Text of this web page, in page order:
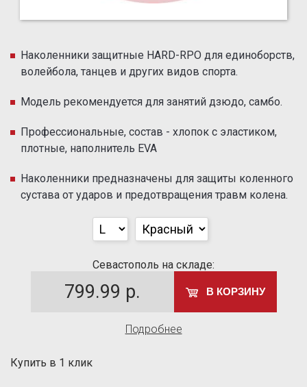
Наколенники защитные HARD-RPO для единоборств,
волейбола, танцев и других видов спорта.
Модель рекомендуется для занятий дзюдо, самбо.
Профессиональные, состав - хлопок с эластиком,
плотные, наполнитель EVA
Наколенники предназначены для защиты коленного
сустава от ударов и предотвращения травм колена.
Севастополь на складе:
799.99 р. В КОРЗИНУ
Подробнее
Купить в 1 клик